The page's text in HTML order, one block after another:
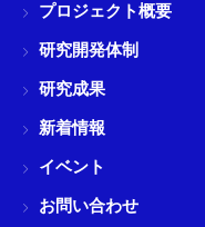
プロジェクト概要
研究開発体制
研究成果
新着情報
イベント
お問い合わせ